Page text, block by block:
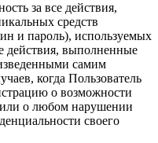
за все действия,
средств
и пароль), используемых
действия, выполненные
самим
когда Пользователь
о возможности
о любом нарушении
своего